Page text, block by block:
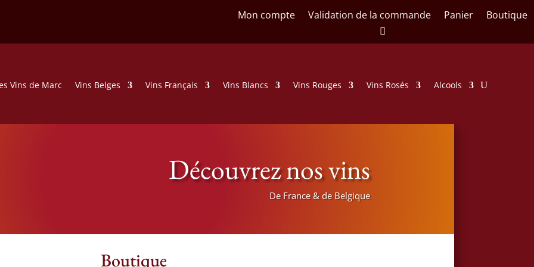
Mon compte Validation de la commande Panier Boutique
Vins de Marc Vins Belges Vins Français Vins Blancs Vins Rouges Vins Rosés Alcools
Découvrez nos vins
De France & de Belgique
Boutique